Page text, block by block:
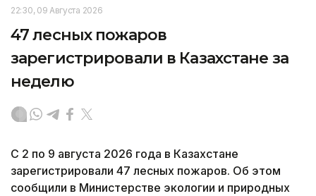
22:30, 09 Августа 2026
47 лесных пожаров
зарегистрировали в Казахстане за
неделю
С 2 по 9 августа 2026 года в Казахстане
зарегистрировали 47 лесных пожаров. Об этом
сообщили в Министерстве экологии и природных